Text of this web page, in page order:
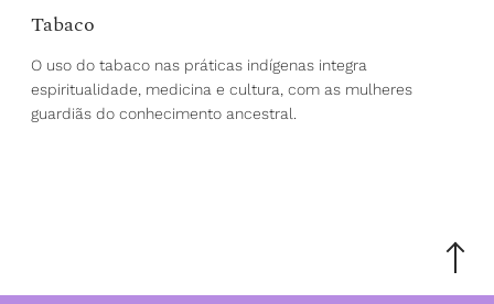
Tabaco
O uso do tabaco nas práticas indígenas integra
espiritualidade, medicina e cultura, com as mulheres
guardiãs do conhecimento ancestral.
Scroll
the